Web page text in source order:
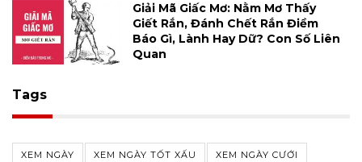
Giải Mã Giấc Mơ: Nằm Mơ Thấy
Giết Rắn, Đánh Chết Rắn Điềm
Báo Gì, Lành Hay Dữ? Con Số Liên
Quan
Tags
XEM NGÀY XEM NGÀY TỐT XẤU XEM NGÀY CƯỚI